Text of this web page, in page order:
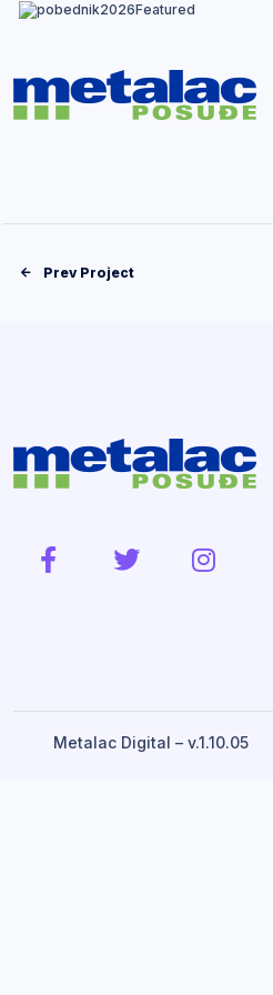
Prev Project
Metalac Digital – v.1.10.05